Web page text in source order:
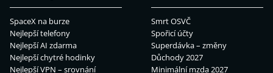
SpaceX na burze
Nejlepší telefony
Nejlepší AI zdarma
Nejlepší chytré hodinky
Nejlepší VPN – srovnání
Smrt OSVČ
Spořicí účty
Superdávka – změny
Důchody 2027
Minimální mzda 2027